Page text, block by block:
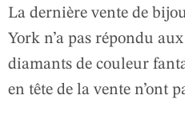
La dernière vente de
York n’a pas répondu
diamants de couleur
en tête de la vente n’ont